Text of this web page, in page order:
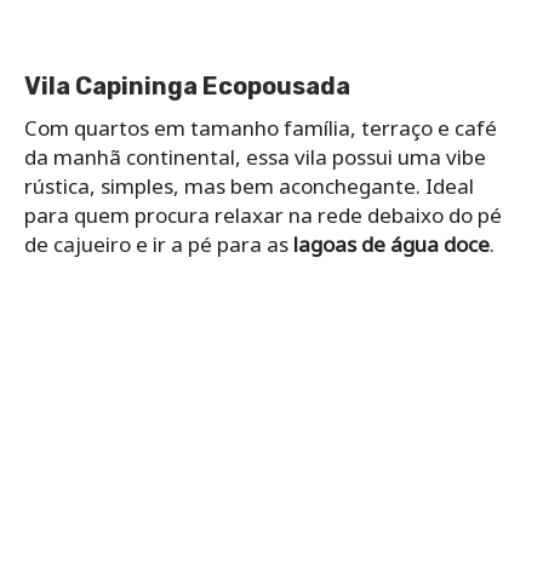
Vila Capininga Ecopousada
Com quartos em tamanho família, terraço e café
da manhã continental, essa vila possui uma vibe
rústica, simples, mas bem aconchegante. Ideal
para quem procura relaxar na rede debaixo do pé
de cajueiro e ir a pé para as lagoas de água doce.